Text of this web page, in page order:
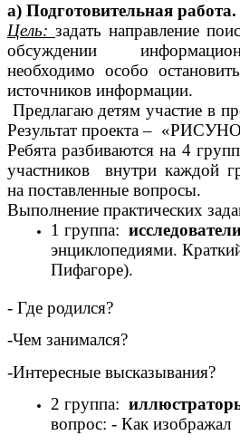
а) Подготовительная
Цель: задать направление
обсуждении
необходимо особо
источников информации.
Предлагаю детям участие в
Результат проекта –
Ребята разбиваются на 4
участников внутри каждой
на поставленные вопросы.
Выполнение практических
1 группа:
энциклопедиями.
Пифагоре).
- Где родился?
-Чем занимался?
-Интересные высказывания?
2 группа:
вопрос: - Как